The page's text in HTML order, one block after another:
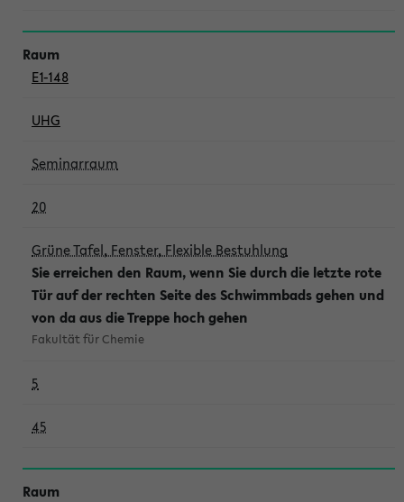
E1-148
UHG
Seminarraum
20
Grüne Tafel, Fenster, Flexible Bestuhlung
Sie erreichen den Raum, wenn Sie durch die letzte rote
Tür auf der rechten Seite des Schwimmbads gehen und
von da aus die Treppe hoch gehen
Fakultät für Chemie
5
45